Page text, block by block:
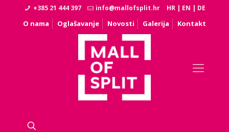
+385 21 444 397 info@mallofsplit.hr HR | EN | DE
O nama Oglašavanje Novosti Galerija Kontakt